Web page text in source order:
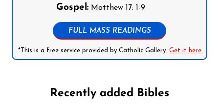
Gospel:Matthew 17: 1-9
FULL MASS READINGS
*This is a free service provided by Catholic Gallery. Get it here
Recently added Bibles